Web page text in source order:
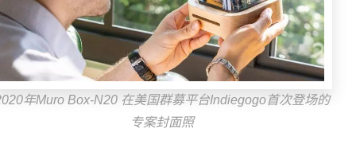
年Muro Box-N20 在美国群募平台Indiegogo首次登场的
专案封面照